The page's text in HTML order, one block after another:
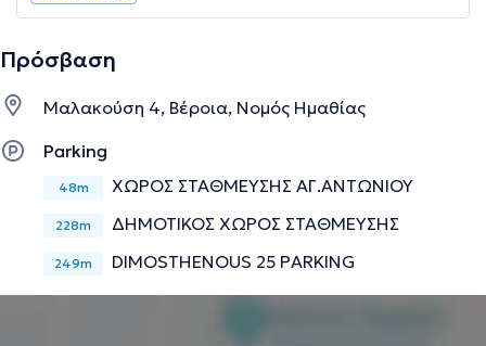
Πρόσβαση
Μαλακούση 4, Βέροια, Νομός Ημαθίας
Parking
48m ΧΩΡΟΣ ΣΤΑΘΜΕΥΣΗΣ ΑΓ.ΑΝΤΩΝΙΟΥ
228m ΔΗΜΟΤΙΚΟΣ ΧΩΡΟΣ ΣΤΑΘΜΕΥΣΗΣ
249m DIMOSTHENOUS 25 PARKING